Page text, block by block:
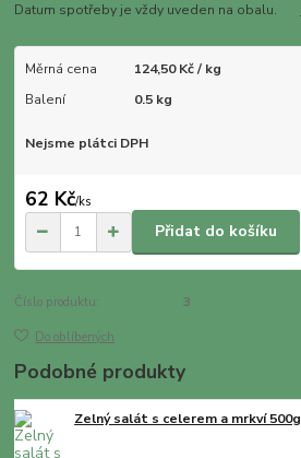
Datum spotřeby je vždy uveden na obalu.
Měrná cena
124,50 Kč / kg
Balení
0.5 kg
Nejsme plátci DPH
62 Kč/ks
Přidat do košíku
Číslo produktu: 3
Do oblíbených
Podobné produkty
Zelný salát s celerem a mrkví 500g